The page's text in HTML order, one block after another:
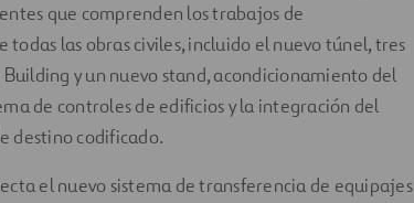
que comprenden los trabajos de
las obras civiles, incluido el nuevo túnel, tres
y un nuevo stand, acondicionamiento del
de controles de edificios y la integración del
destino codificado.
el nuevo sistema de transferencia de equipajes